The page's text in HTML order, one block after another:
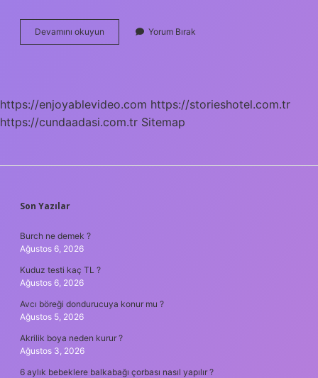
Devamını okuyun Belladonna
Kac
Yorum Bırak
https://enjoyablevideo.com https://storieshotel.com.tr
https://cundaadasi.com.tr Sitemap
SIDEBAR
Son Yazılar
Burch ne demek ?
Ağustos 6, 2026
Kuduz testi kaç TL ?
Ağustos 6, 2026
Avcı böreği dondurucuya konur mu ?
Ağustos 5, 2026
Akrilik boya neden kurur ?
Ağustos 3, 2026
6 aylık bebeklere balkabağı çorbası nasıl yapılır ?